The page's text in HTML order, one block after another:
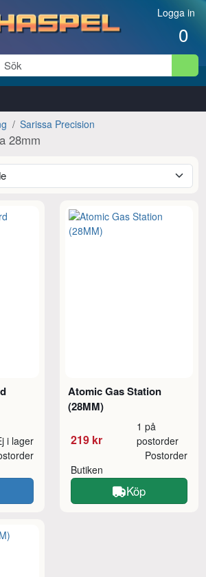
Logga in
0
Sarissa Precision
28mm
i lager
Atomic Gas Station
(28MM)
219 kr
1 på
postorder
Butiken
Postorder
Köp